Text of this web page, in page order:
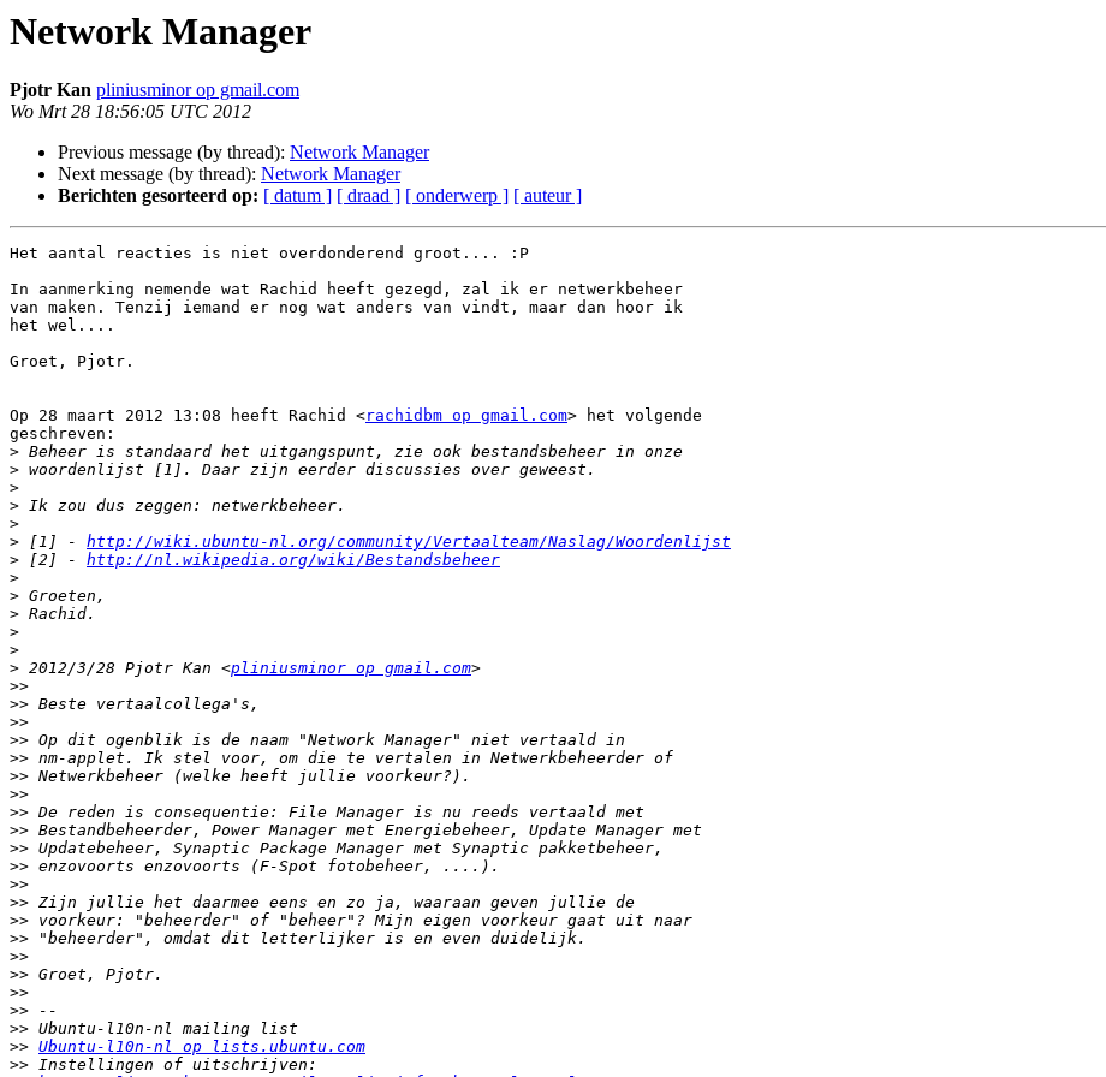
Network Manager
Pjotr Kan pliniusminor op gmail.com
Wo Mrt 28 18:56:05 UTC 2012
Previous message (by thread): Network Manager
Next message (by thread): Network Manager
Berichten gesorteerd op: [ datum ] [ draad ] [ onderwerp ] [ auteur ]
Het aantal reacties is niet overdonderend groot.... :P
In aanmerking nemende wat Rachid heeft gezegd, zal ik er netwerkbeheer
van maken. Tenzij iemand er nog wat anders van vindt, maar dan hoor ik
het wel....
Groet, Pjotr.
Op 28 maart 2012 13:08 heeft Rachid <rachidbm op gmail.com> het volgende
geschreven:
>
>
>
>
>
> [1] - http://wiki.ubuntu-nl.org/community/Vertaalteam/Naslag/Woordenlijst
> [2] - http://nl.wikipedia.org/wiki/Bestandsbeheer
>
>
>
>
>
> 2012/3/28 Pjotr Kan <pliniusminor op gmail.com
>>
>>
>>
>>
>>
>>
>>
>>
>>
>>
>>
>>
>>
>>
>>
>>
>>
>>
>>
>>
>> Ubuntu-l10n-nl op lists.ubuntu.com
>>